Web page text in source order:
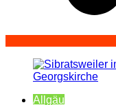
Allgäu